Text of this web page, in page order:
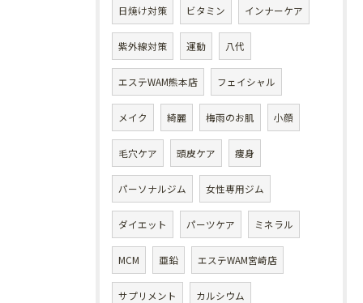
日焼け対策 ビタミン インナーケア
紫外線対策 運動 八代
エステWAM熊本店 フェイシャル
メイク 綺麗 梅雨のお肌 小顔
毛穴ケア 頭皮ケア 痩身
パーソナルジム 女性専用ジム
ダイエット パーツケア ミネラル
MCM 亜鉛 エステWAM宮崎店
サプリメント カルシウム